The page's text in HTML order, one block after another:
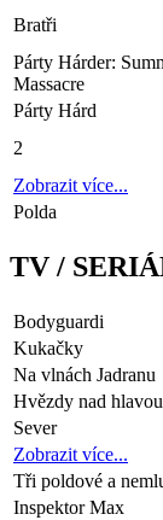
Bratři
Párty Hárder:
Massacre
Párty Hárd
2
Zobrazit více...
Polda
TV /
Bodyguardi
Kukačky
Na vlnách Jadranu
Hvězdy nad hlavou
Sever
Zobrazit více...
Tři poldové a
Inspektor Max